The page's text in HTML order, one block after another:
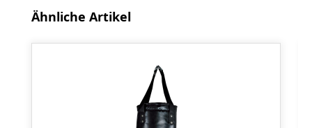
Produktgalerie überspringen
Ähnliche Artikel